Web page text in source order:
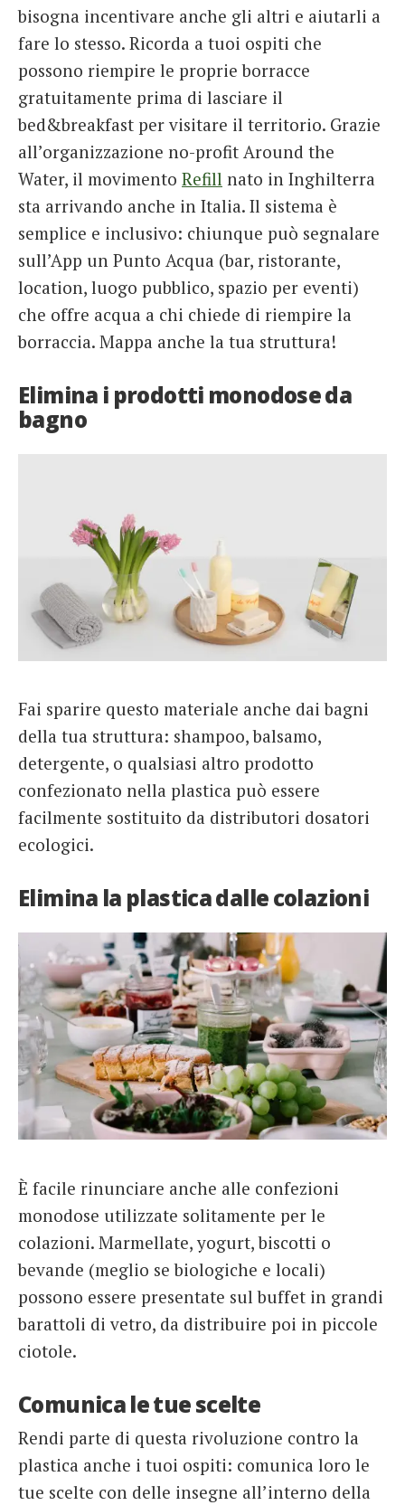
bisogna incentivare anche gli altri e aiutarli a
fare lo stesso. Ricorda a tuoi ospiti che
possono riempire le proprie borracce
gratuitamente prima di lasciare il
bed&breakfast per visitare il territorio. Grazie
all’organizzazione no-profit Around the
Water, il movimento Refill nato in Inghilterra
sta arrivando anche in Italia. Il sistema è
semplice e inclusivo: chiunque può segnalare
sull’App un Punto Acqua (bar, ristorante,
location, luogo pubblico, spazio per eventi)
che offre acqua a chi chiede di riempire la
borraccia. Mappa anche la tua struttura!
Elimina i prodotti monodose da
bagno
Fai sparire questo materiale anche dai bagni
della tua struttura: shampoo, balsamo,
detergente, o qualsiasi altro prodotto
confezionato nella plastica può essere
facilmente sostituito da distributori dosatori
ecologici.
Elimina la plastica dalle colazioni
È facile rinunciare anche alle confezioni
monodose utilizzate solitamente per le
colazioni. Marmellate, yogurt, biscotti o
bevande (meglio se biologiche e locali)
possono essere presentate sul buffet in grandi
barattoli di vetro, da distribuire poi in piccole
ciotole.
Comunica le tue scelte
Rendi parte di questa rivoluzione contro la
plastica anche i tuoi ospiti: comunica loro le
tue scelte con delle insegne all’interno della